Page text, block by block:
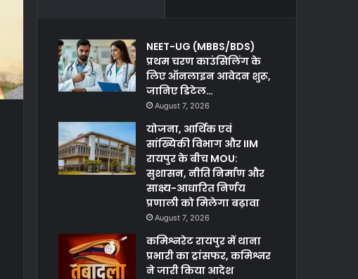
NEET-UG (MBBS/BDS)
प्रथम चरण काउंसिलिंग के
लिए ऑनलाइन आवेदन शुरू,
जानिए डिटेल…
August 7, 2026
योजना, आर्थिक एवं
सांख्यिकी विभाग और IIM
रायपुर के बीच MOU:
सुशासन, नीति निर्माण और
साक्ष्य-आधारित निर्णय
प्रणाली को मिलेगा बढ़ावा
August 7, 2026
कमिश्नरेट रायपुर में थाना
प्रभारी का ट्रांसफर, कमिश्नर
ने जारी किया आदेश